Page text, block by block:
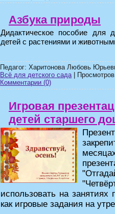
Азбука природы
Дидактическое пособие для
детей с растениями и
Педагог: Харитонова Любовь
Всё для детского сада|
Комментарии (0)
Игровая
детей старшего
использовать на
как игровые задания на